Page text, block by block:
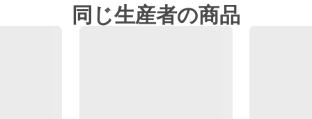
同じ生産者の商品